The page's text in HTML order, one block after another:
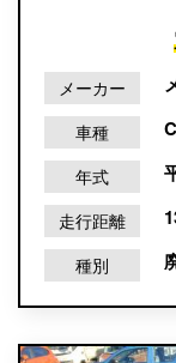
メーカー
車種
年式
走行距離
種別